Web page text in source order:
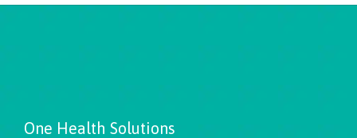
One Health Solutions